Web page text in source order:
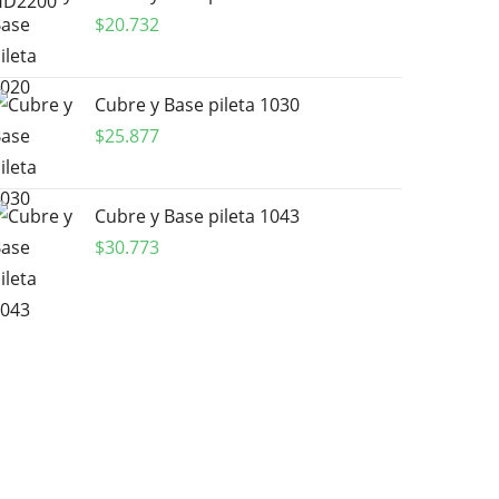
$20.732
Cubre y Base pileta 1030
$25.877
Cubre y Base pileta 1043
$30.773